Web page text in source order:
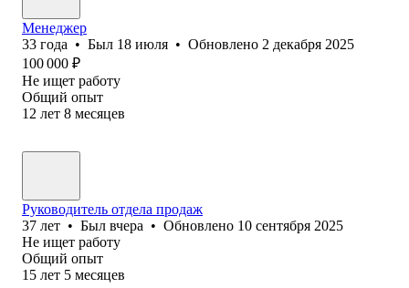
Менеджер
33 года • Был 18 июля • Обновлено 2 декабря 2025
100 000 ₽
Не ищет работу
Общий опыт
12 лет 8 месяцев
Руководитель отдела продаж
37 лет • Был вчера • Обновлено 10 сентября 2025
Не ищет работу
Общий опыт
15 лет 5 месяцев